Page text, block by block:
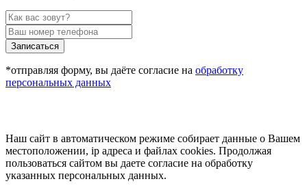
Записаться
*отправляя форму, вы даёте согласие на обработку
персональных данных
Наш сайт в автоматическом режиме собирает данные о Вашем
местоположении, ip адреса и файлах cookies. Продолжая
пользоваться сайтом вы даете согласие на обработку
указанных персональных данных.